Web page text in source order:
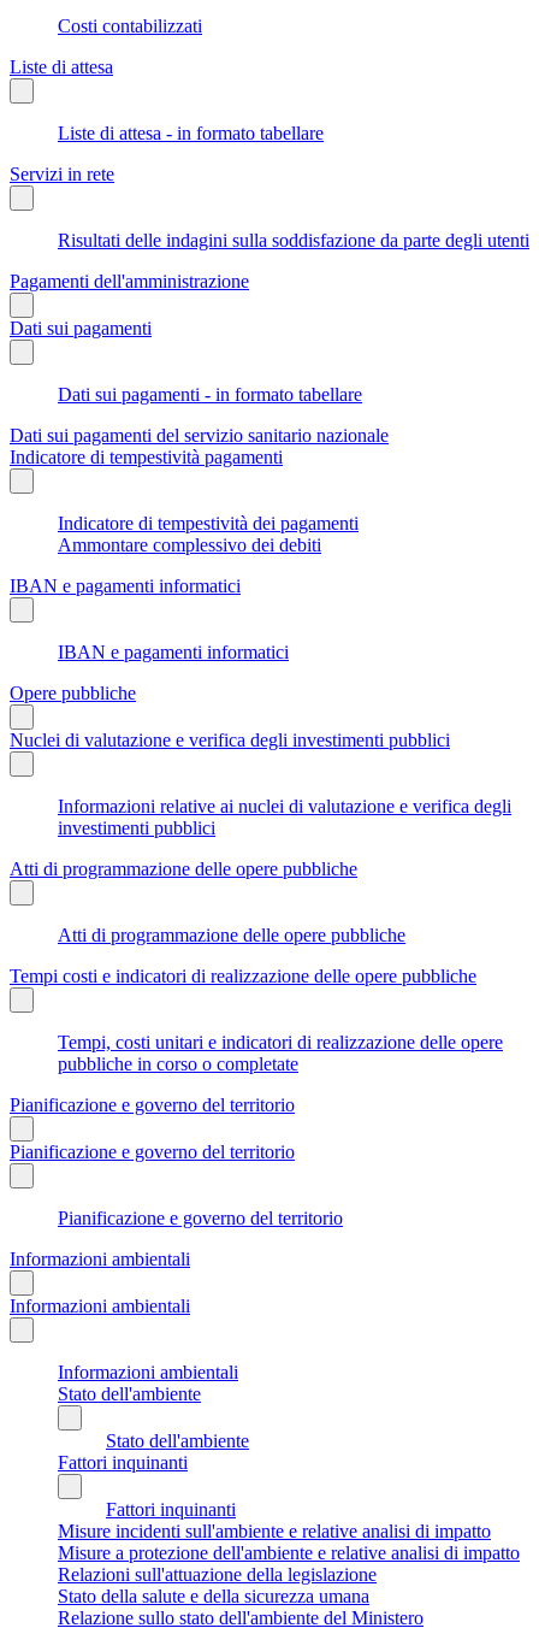
Costi contabilizzati
Liste di attesa
Liste di attesa - in formato tabellare
Servizi in rete
Risultati delle indagini sulla soddisfazione da parte degli utenti
Pagamenti dell'amministrazione
Dati sui pagamenti
Dati sui pagamenti - in formato tabellare
Dati sui pagamenti del servizio sanitario nazionale
Indicatore di tempestività pagamenti
Indicatore di tempestività dei pagamenti
Ammontare complessivo dei debiti
IBAN e pagamenti informatici
IBAN e pagamenti informatici
Opere pubbliche
Nuclei di valutazione e verifica degli investimenti pubblici
Informazioni relative ai nuclei di valutazione e verifica degli
investimenti pubblici
Atti di programmazione delle opere pubbliche
Atti di programmazione delle opere pubbliche
Tempi costi e indicatori di realizzazione delle opere pubbliche
Tempi, costi unitari e indicatori di realizzazione delle opere
pubbliche in corso o completate
Pianificazione e governo del territorio
Pianificazione e governo del territorio
Pianificazione e governo del territorio
Informazioni ambientali
Informazioni ambientali
Informazioni ambientali
Stato dell'ambiente
Stato dell'ambiente
Fattori inquinanti
Fattori inquinanti
Misure incidenti sull'ambiente e relative analisi di impatto
Misure a protezione dell'ambiente e relative analisi di impatto
Relazioni sull'attuazione della legislazione
Stato della salute e della sicurezza umana
Relazione sullo stato dell'ambiente del Ministero